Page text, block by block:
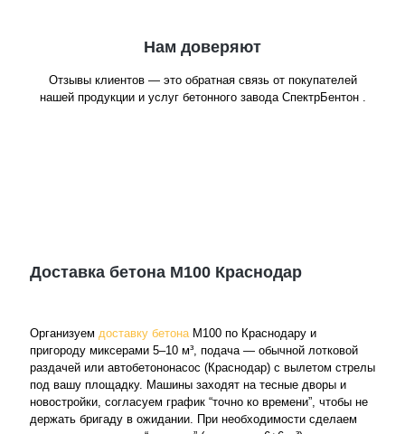
Нам доверяют
Отзывы клиентов — это обратная связь от покупателей
нашей продукции и услуг бетонного завода СпектрБентон .
Доставка бетона М100 Краснодар
Организуем доставку бетонаМ100 по Краснодару и
пригороду миксерами 5–10 м³, подача — обычной лотковой
раздачей или автобетононасос (Краснодар) с вылетом стрелы
под вашу площадку. Машины заходят на тесные дворы и
новостройки, согласуем график “точно ко времени”, чтобы не
держать бригаду в ожидании. При необходимости сделаем